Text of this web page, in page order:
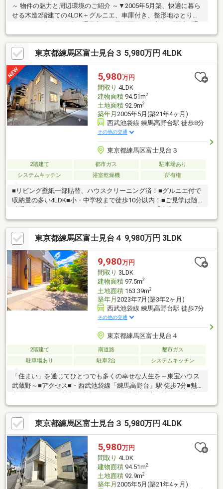
～ 物件の魅力と周辺環境のご紹介 ～▼2005年5月築、快適に暮ら
せる木造2階建ての4LDK＋グルニエ、車庫付き、整形地ゆとりの
勤通学便利な立地♪▼キッチンは対面式のL字キッチンを採用、リ
ビングの壁紙を一部アクセントクロスに貼替え、室内のハウスク
リーニング済♪▼建物インスペクション実施2026年7月！＊住宅ロ
ーン無料相談受付中＊『転職したばかりの方』や『外国人の方』
でも、まずは一度ご相談お任せください。多数の提携銀行からご
提案させていただきます！英語、中国語対応可能。お気軽にお問
合せ下さい。
東京都練馬区富士見台３ 5,980万円 4LDK
5,980万円
間取り 4LDK
建物面積94.51m2
土地面積92.9m2
築年月 2005年5月(築21年4ヶ月)
西武池袋線 練馬高野台駅 徒歩8分
その他の交通
東京都練馬区富士見台３
2階建て 都市ガス
駐車場あり
システムキッチン
浴室乾燥機 所有権
■リビング壁紙一部貼替、ハウスクリーニング済！■グルニエ付で
収納量の多い4LDK■小・中学校まで徒歩10分以内！■ご見学は随
馬にご相談ください！】・生涯にわたるアフターサポート「東宝
ハウスNEXT」。購入後も、税務や法務・保険の最適化・借換等の
ご提案が可能です。・数ある提携銀行から最適な住宅ローンのご
提案を。20以上の提携した金融機関からお客様の要望に沿った住
宅ローンをご紹介します。物件の詳細について、ご見学希望のお
客様は下記番号までお気軽にご連絡下さい。お問い合わせ専用フ
リーダイヤル ：０１２０－０６３－００２
東京都練馬区富士見台４ 9,980万円 3LDK
9,980万円
間取り 3LDK
建物面積97.5m2
土地面積163.39m2
築年月 2023年7月(築3年2ヶ月)
西武池袋線 練馬高野台駅 徒歩7分
その他の交通
東京都練馬区富士見台４
2階建て 南道路
都市ガス
駐車場あり
駐車2台 システムキッチン
「住まい」を通じてひとつでも多くの幸せな人生を～東宝ハウス
武蔵野～■アクセス■・西武池袋線「練馬高野台」駅 徒歩7分■魅
く開放的な空間です。・LDK横に水回りが集約された、家事動線
が良い間取りです。・マルチコーナーやアトリエなど充実の多目
的スペース 。・床暖房、浄水器、温水洗浄便座など便利な設備も
充実。・各階に設置されたトイレは、朝の慌ただしい時間帯にも
便利です。・2台分のカースペース付です(車種による)。■周辺環
境■・ピーコックストア高野台店 徒歩7分・練馬区立富士見台小学
校 徒歩7分
東京都練馬区富士見台３ 5,980万円 4LDK
5,980万円
間取り 4LDK
建物面積94.51m2
土地面積92.9m2
築年月 2005年5月(築21年4ヶ月)